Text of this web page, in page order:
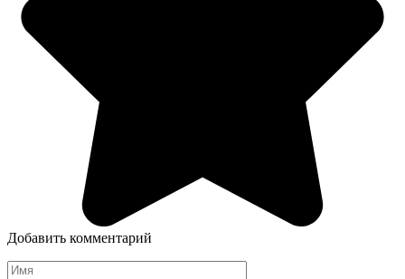
Добавить комментарий
Имя